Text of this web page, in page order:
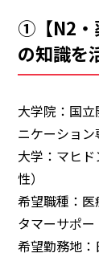
①【N2・
の知識を
大学院：国立
ニケーショ
大学：マヒ
性）
希望職種：医
タマーサポ
希望勤務地：